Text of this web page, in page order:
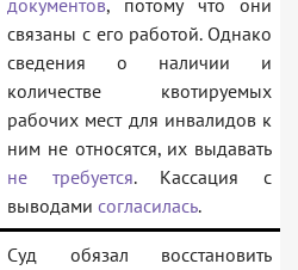
документов, потому что они
связаны с его работой. Однако
сведения о наличии и
количестве квотируемых
рабочих мест для инвалидов к
ним не относятся, их выдавать
не требуется. Кассация с
выводами согласилась.
Суд обязал восстановить